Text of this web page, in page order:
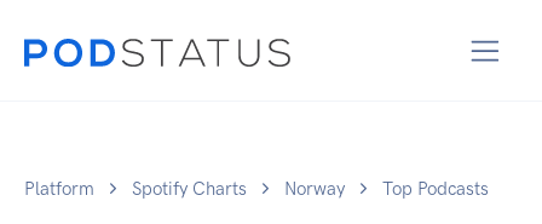
Platform Spotify Charts Norway Top Podcasts